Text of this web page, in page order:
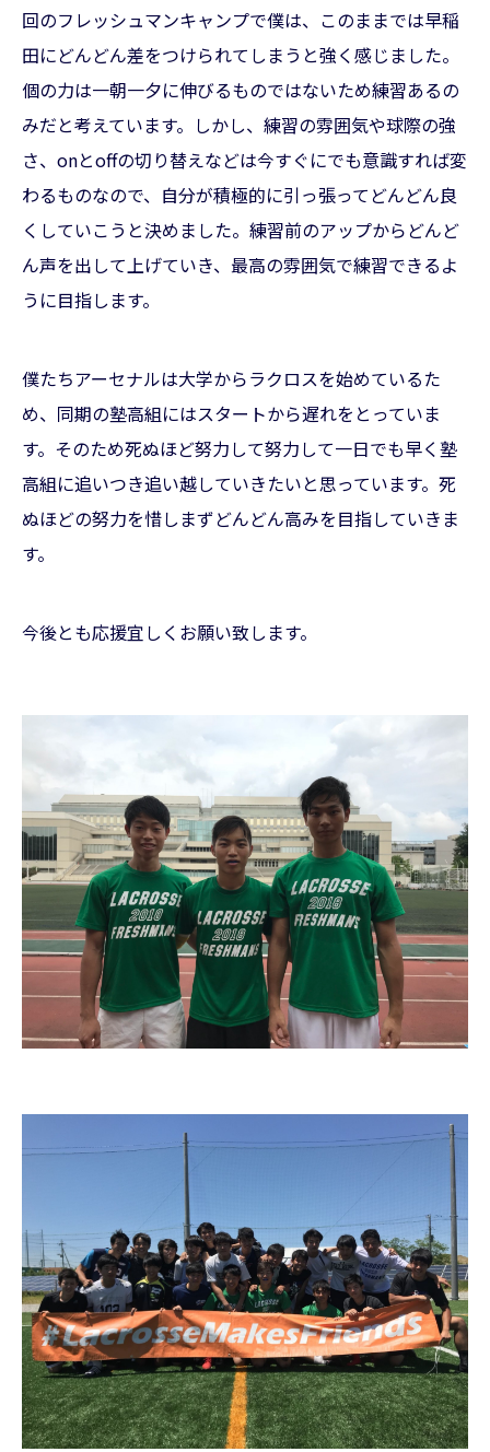
回のフレッシュマンキャンプで僕は、このままでは早稲
田にどんどん差をつけられてしまうと強く感じました。
個の力は一朝一夕に伸びるものではないため練習あるの
みだと考えています。しかし、練習の雰囲気や球際の強
さ、onとoffの切り替えなどは今すぐにでも意識すれば変
わるものなので、自分が積極的に引っ張ってどんどん良
くしていこうと決めました。練習前のアップからどんど
ん声を出して上げていき、最高の雰囲気で練習できるよ
うに目指します。
僕たちアーセナルは大学からラクロスを始めているた
め、同期の塾高組にはスタートから遅れをとっていま
す。そのため死ぬほど努力して努力して一日でも早く塾
高組に追いつき追い越していきたいと思っています。死
ぬほどの努力を惜しまずどんどん高みを目指していきま
す。
今後とも応援宜しくお願い致します。